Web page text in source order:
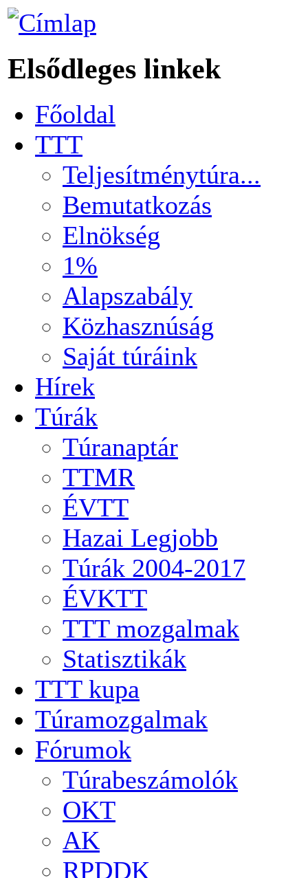
Elsődleges linkek
Főoldal
TTT
Teljesítménytúra...
Bemutatkozás
Elnökség
1%
Alapszabály
Közhasznúság
Saját túráink
Hírek
Túrák
Túranaptár
TTMR
ÉVTT
Hazai Legjobb
Túrák 2004-2017
ÉVKTT
TTT mozgalmak
Statisztikák
TTT kupa
Túramozgalmak
Fórumok
Túrabeszámolók
OKT
AK
RPDDK